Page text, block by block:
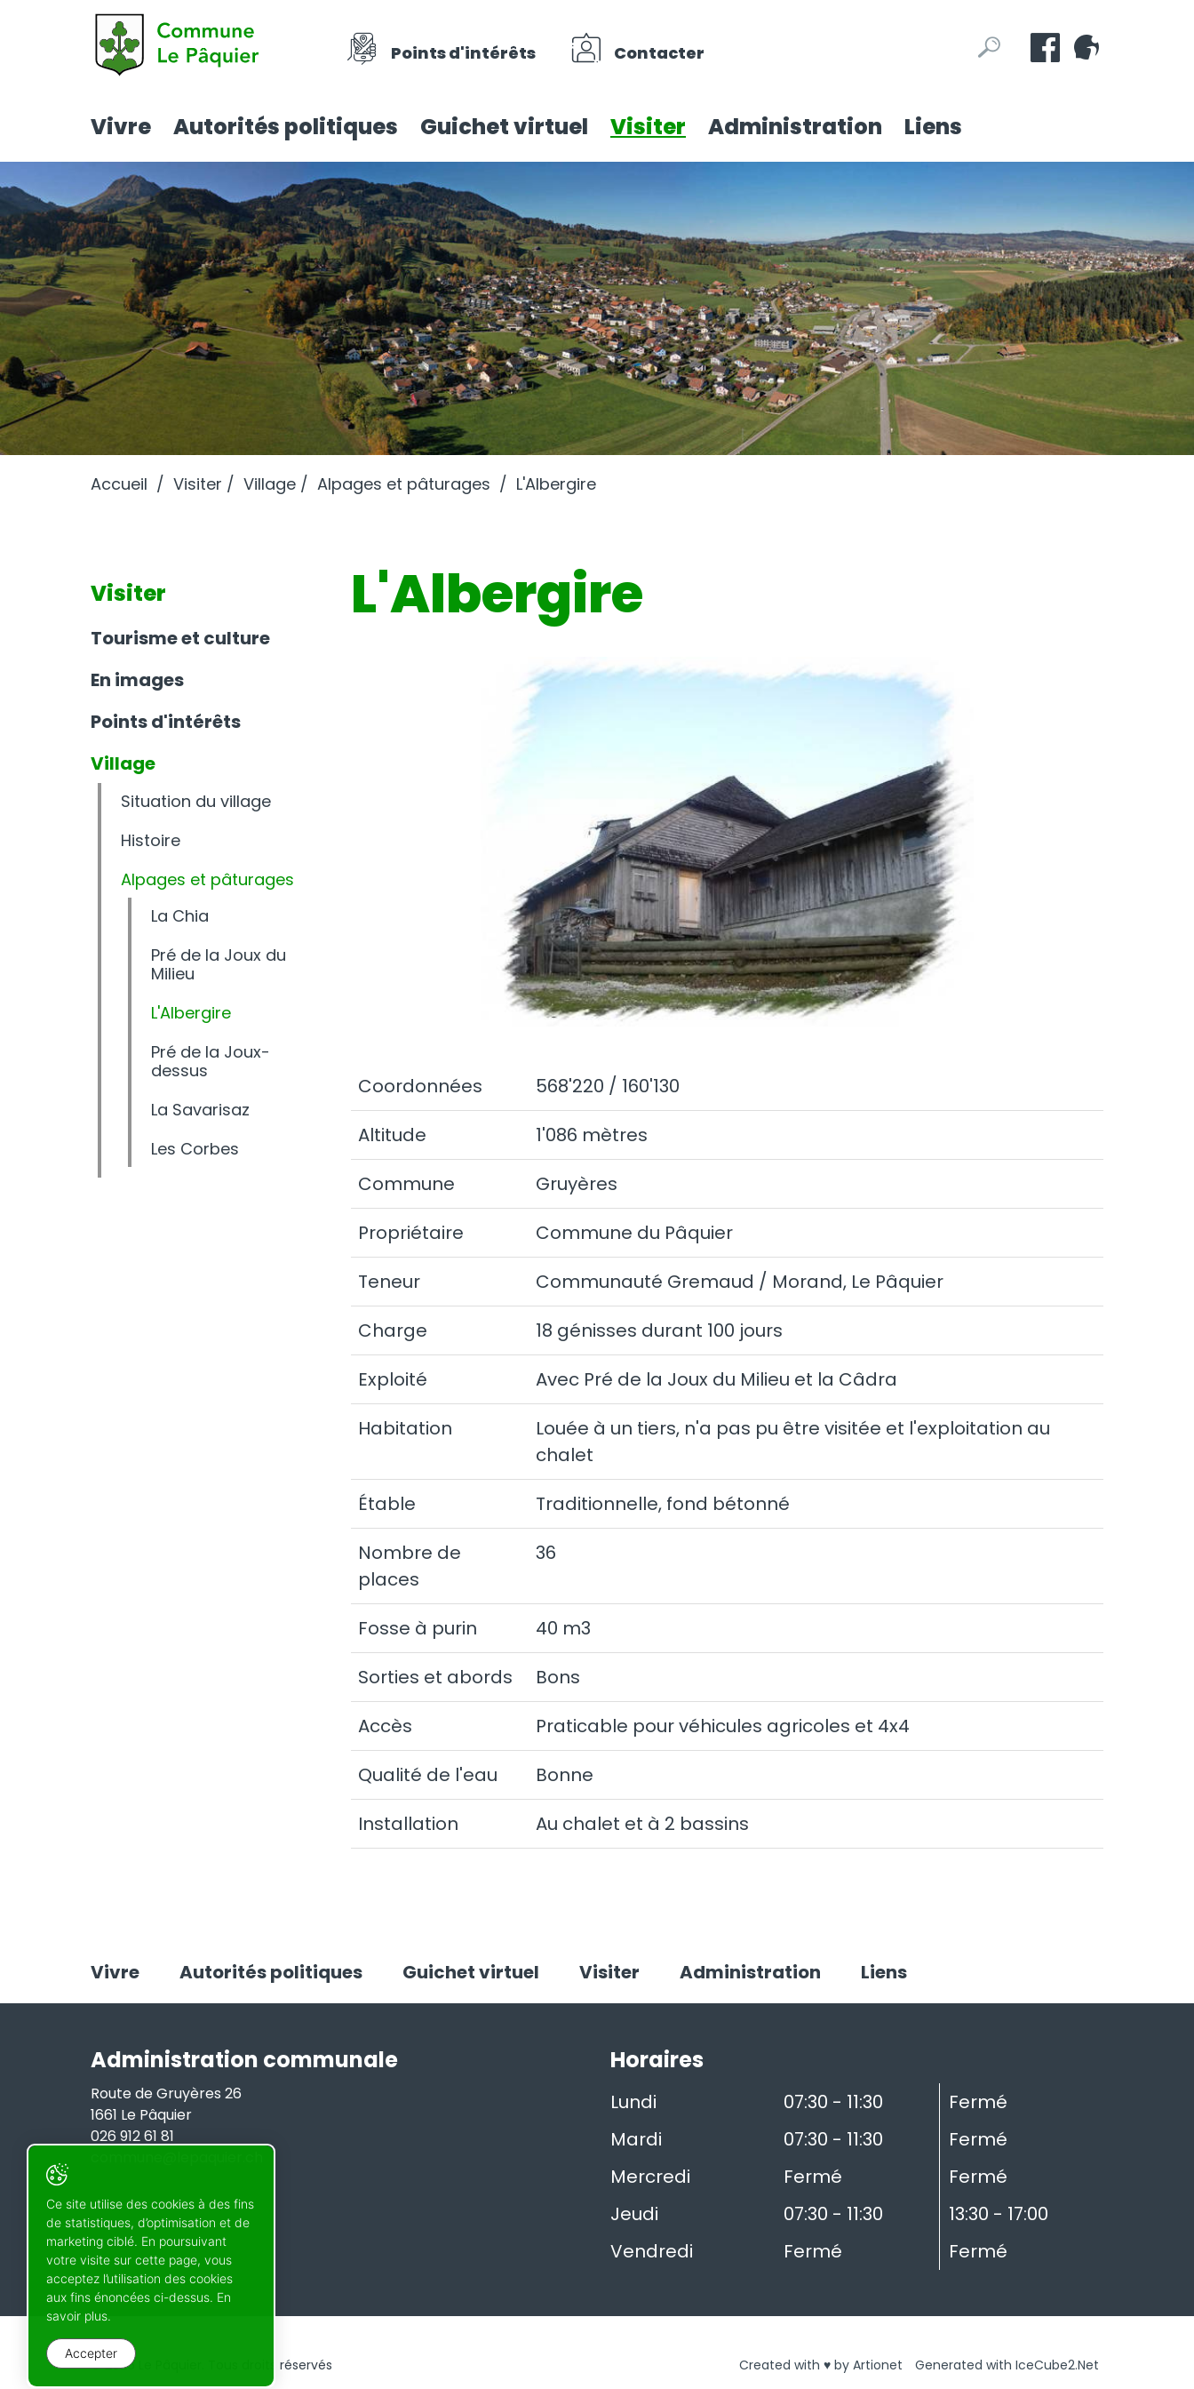
Points d'intérêts Contacter
Mots
clésRechercher
Vivre Autorités politiques Guichet virtuel Visiter Administration Liens
Accueil Visiter Village Alpages et pâturages L'Albergire
Visiter
Tourisme et culture
En images
Points d'intérêts
Village
Situation du village
Histoire
Alpages et pâturages
La Chia
Pré de la Joux du
Milieu
L'Albergire
Pré de la Joux-
dessus
La Savarisaz
Les Corbes
L'Albergire
Coordonnées
568'220 / 160'130
Altitude
1'086 mètres
Commune
Gruyères
Propriétaire
Commune du Pâquier
Teneur
Communauté Gremaud / Morand, Le Pâquier
Charge
18 génisses durant 100 jours
Exploité
Avec Pré de la Joux du Milieu et la Câdra
Habitation
Louée à un tiers, n'a pas pu être visitée et l'exploitation au
chalet
Étable
Traditionnelle, fond bétonné
Nombre de
places
36
Fosse à purin
40 m3
Sorties et abords
Bons
Accès
Praticable pour véhicules agricoles et 4x4
Qualité de l'eau
Bonne
Installation
Au chalet et à 2 bassins
Vivre Autorités politiques Guichet virtuel Visiter Administration Liens
Administration communale
Route de Gruyères 26
1661 Le Pâquier
026 912 61 81
Horaires
Lundi 07:30 - 11:30
Fermé
Mardi
07:30 - 11:30
Fermé
Mercredi
Fermé
Fermé
Jeudi
07:30 - 11:30
13:30 - 17:00
Vendredi
Fermé Fermé
© 2026 Le Pâquier. Tous droits réservés Created with ♥ by Artionet Generated with IceCube2.Net
Ce site utilise des cookies à des fins
de statistiques, d’optimisation et de
marketing ciblé. En poursuivant
votre visite sur cette page, vous
acceptez l’utilisation des cookies
aux fins énoncées ci-dessus. En
savoir plus.
Accepter